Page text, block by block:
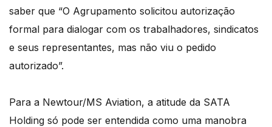
saber que “O Agrupamento solicitou autorização
formal para dialogar com os trabalhadores, sindicatos
e seus representantes, mas não viu o pedido
autorizado”.
Para a Newtour/MS Aviation, a atitude da SATA
Holding só pode ser entendida como uma manobra